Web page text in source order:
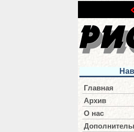
Главная
Архив
О нас